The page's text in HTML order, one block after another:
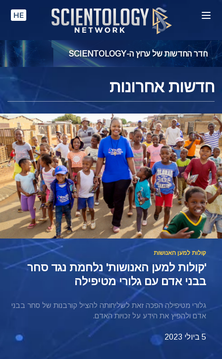
HE
חדר החדשות של ערוץ ה-SCIENTOLOGY
חדשות אחרונות
קולות למען האנושות ‏
'קולות למען האנושות' נלחמת נגד סחר
בבני אדם עם גלורי מטיפילה
גלורי מטיפילה הפכה זאת לשליחותה להציל קורבנות של סחר בבני
אדם ולהפיץ את הידע על זכויות האדם.
5 ביולי 2023